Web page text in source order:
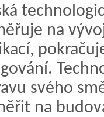
na
svého
na